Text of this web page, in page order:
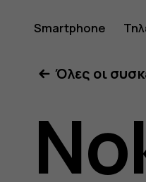
Smartphone
Όλες οι